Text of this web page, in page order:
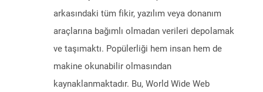
arkasındaki tüm fikir, yazılım veya donanım
araçlarına bağımlı olmadan verileri depolamak
ve taşımaktı. Popülerliği hem insan hem de
makine okunabilir olmasından
kaynaklanmaktadır. Bu, World Wide Web